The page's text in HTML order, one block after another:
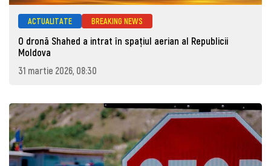
ACTUALITATE BREAKING NEWS
O dronă Shahed a intrat în spațiul aerian al Republicii
Moldova
31 martie 2026, 08:30